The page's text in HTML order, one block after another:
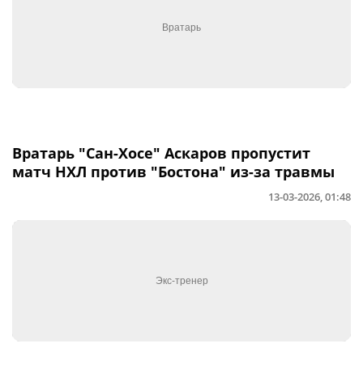
Вратарь "Сан-Хосе" Аскаров пропустит
матч НХЛ против "Бостона" из-за травмы
13-03-2026, 01:48